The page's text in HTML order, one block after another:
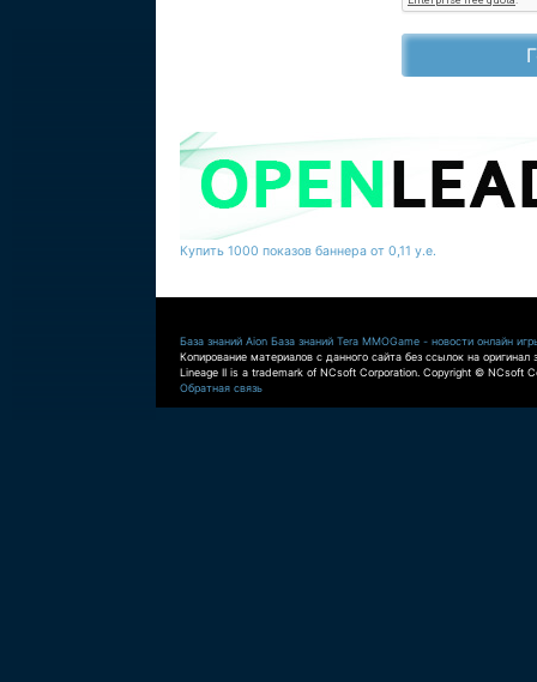
Купить 1000 показов баннера от 0,11 у.е.
База знаний Aion База знаний Tera MMOGame - новости онлайн
Копирование материалов с данного сайта без ссылок на оригинал
Lineage II is a trademark of NCsoft Corporation. Copyright © NCsoft
Обратная связь